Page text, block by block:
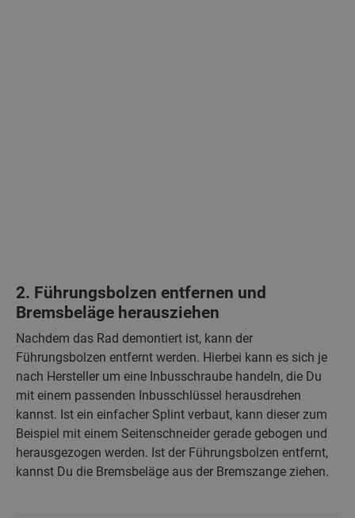
2. Führungsbolzen entfernen und
Bremsbeläge herausziehen
Nachdem das Rad demontiert ist, kann der
Führungsbolzen entfernt werden. Hierbei kann es sich je
nach Hersteller um eine Inbusschraube handeln, die Du
mit einem passenden Inbusschlüssel herausdrehen
kannst. Ist ein einfacher Splint verbaut, kann dieser zum
Beispiel mit einem Seitenschneider gerade gebogen und
herausgezogen werden. Ist der Führungsbolzen entfernt,
kannst Du die Bremsbeläge aus der Bremszange ziehen.